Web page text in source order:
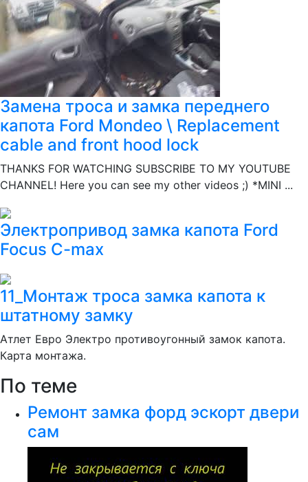
Замена троса и замка переднего
капота Ford Mondeo \ Replacement
cable and front hood lock
THANKS FOR WATCHING SUBSCRIBE TO MY YOUTUBE
CHANNEL! Here you can see my other videos ;) *MINI ...
Электропривод замка капота Ford
Focus C-max
11_Монтаж троса замка капота к
штатному замку
Атлет Евро Электро противоугонный замок капота.
Карта монтажа.
По теме
Ремонт замка форд эскорт двери
сам